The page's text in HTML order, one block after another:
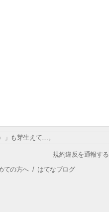
」も芽生えて…。
規約違反を通報する
ての方へ/ はてなブログ